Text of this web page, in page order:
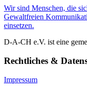
Wir sind Menschen, die
Gewaltfreien
einsetzen.
D-A-CH e.V. ist eine
Rechtliches &
Impressum